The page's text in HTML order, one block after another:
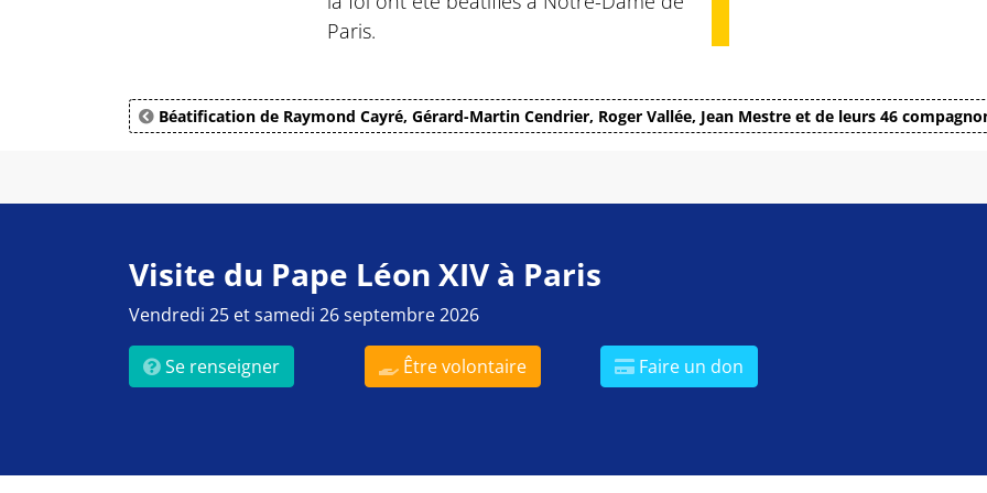
Paris.
Béatification de Raymond Cayré, Gérard-Martin Cendrier, Roger Vallée, Jean Mestre et de leurs 46
Visite du Pape Léon XIV à Paris
Vendredi 25 et samedi 26 septembre 2026
Se renseigner Être volontaire Faire un don